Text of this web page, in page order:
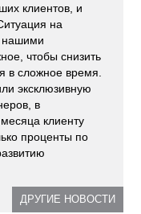
клиентов, и
на
нашими
чтобы снизить
в сложное время.
эксклюзивную
в
клиенту
проценты по
ДРУГИЕ НОВОСТИ